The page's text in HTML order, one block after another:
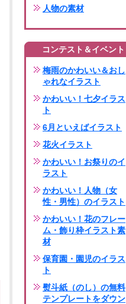
人物の素材
コンテスト＆イベント
梅雨のかわいい＆おし
ゃれなイラスト
かわいい！七夕イラス
ト
6月といえばイラスト
花火イラスト
かわいい！お祭りのイ
ラスト
かわいい！人物（女
性・男性）のイラスト
かわいい！花のフレー
ム・飾り枠イラスト素
材
保育園・園児のイラス
ト
熨斗紙（のし）の無料
テンプレートをダウン